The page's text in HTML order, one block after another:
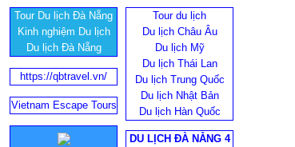
Tour Du lịch Đà Nẵng
Kinh nghiệm Du lịch
Du lịch Đà Nẵng
Tour du lịch
Du lịch Châu Âu
Du lịch Mỹ
Du lịch Thái Lan
Du lịch Trung Quốc
Du lịch Nhật Bản
Du lịch Hàn Quốc
https://qbtravel.vn/
Vietnam Escape Tours
DU LỊCH ĐÀ NẴNG 4